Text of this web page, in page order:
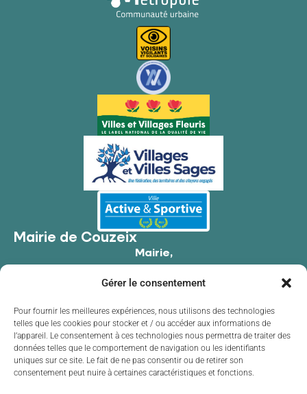
Gérer le consentement
Pour fournir les meilleures expériences, nous utilisons des technologies
telles que les cookies pour stocker et / ou accéder aux informations de
l’appareil. Le consentement à ces technologies nous permettra de traiter des
données telles que le comportement de navigation ou les identifiants
uniques sur ce site. Le fait de ne pas consentir ou de retirer son
consentement peut nuire à certaines caractéristiques et fonctions.
Mairie de Couzeix
Mairie,
87270 Couzeix
05 55 39 34 09
Contacter la mairie
Horaires d'ouverture
Lundide 8h30 à 12h00 et de 13h30 à 17h30
Mardi
de 8h30 à 12h00 et de 13h30 à 17h30